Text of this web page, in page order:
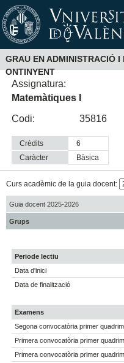
GRAU EN ADMINISTRACIÓ I
ONTINYENT
Assignatura:
Matemàtiques I
Codi:
35816
Crèdits
6
Caràcter
bàsica
Curs acadèmic de la guia docent:
Guia docent 2025-2026
Grups
Periode lectiu
Data d'inici
Data de finalització
Examens
Segona convocatòria primer
Primera convocatòria primer
Primera convocatòria primer